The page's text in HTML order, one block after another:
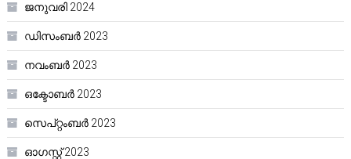
ജനുവരി 2024
ഡിസംബർ 2023
നവംബർ 2023
ഒക്ടോബർ 2023
സെപ്റ്റംബർ 2023
ഓഗസ്റ്റ്‌ 2023